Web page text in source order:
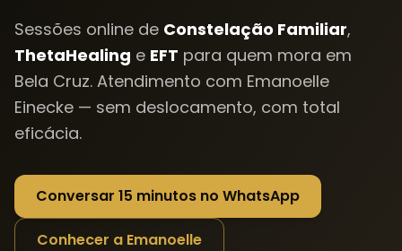
Sessões online de Constelação Familiar,
ThetaHealing e EFT para quem mora em
Bela Cruz. Atendimento com Emanoelle
Einecke — sem deslocamento, com total
eficácia.
Conversar 15 minutos no WhatsApp
Conhecer a Emanoelle